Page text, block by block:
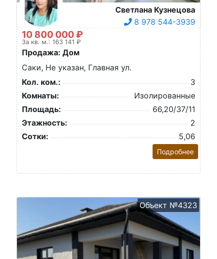
Светлана Кузнецова
8 978 544-3939
10 800 000 ₽
За кв. м.: 163 141 ₽
Продажа: Дом
Саки, Не указан, Главная ул.
Кол. ком.:
3
Комнаты:
Изолированные
Площадь:
66,20/37/11
Этажность:
2
Сотки:
5,06
Подробнее
Объект №4323